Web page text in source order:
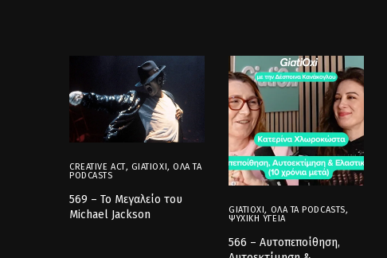
CREATIVE ACT, GIATIOXI,ΌΛΑ ΤΑ
PODCASTS
569 – Το Μεγαλείο του
Michael Jackson
GIATIOXI, ΌΛΑ ΤΑ PODCASTS,
ΨΥΧΙΚΉ ΥΓΕΊΑ
566 – Αυτοπεποίθηση,